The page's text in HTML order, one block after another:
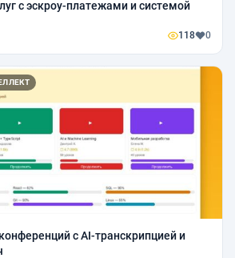
с эскроу-платежами и системой
118 0
с AI-транскрипцией и